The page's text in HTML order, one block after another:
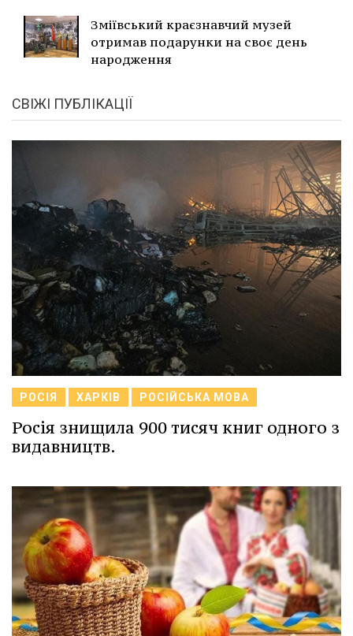
Зміївський краєзнавчий музей
отримав подарунки на своє день
народження
СВІЖІ ПУБЛІКАЦІЇ
РОСІЯ ХАРКІВ РОСІЙСЬКА МОВА
Росія знищила 900 тисяч книг одного з
видавництв.